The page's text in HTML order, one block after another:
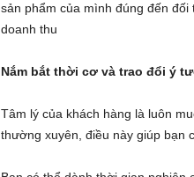
sản phẩm của mình đúng đến
doanh thu
Nắm bắt thời cơ và trao đổi ý
Tâm lý của khách hàng là luôn
thường xuyên, điều này giúp bạn